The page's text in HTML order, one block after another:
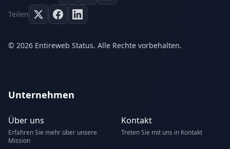
Teilen
© 2026 Entireweb Status. Alle Rechte vorbehalten.
Unternehmen
Über uns
Erfahren Sie mehr über unsere
Mission
Kontakt
Treten Sie mit uns in Kontakt